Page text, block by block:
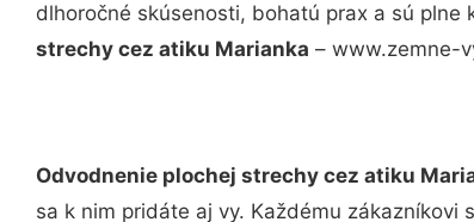
dlhoročné skúsenosti, bohatú prax a sú plne
strechy cez atiku Marianka – www.zemne-
Odvodnenie plochej strechy cez atiku
sa k nim pridáte aj vy. Každému